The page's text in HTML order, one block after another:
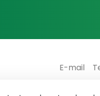
E-mail